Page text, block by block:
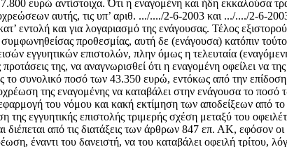
ευρώ αντίστοιχα. Ότι η εναγομένη και ήδη εκκαλούσα
αυτής, τις υπ’ αριθ. .../..../2-6-2003 και .../..../2-6-
εντολή και για λογαριασμό της ενάγουσας. Τέλος
προθεσμίας, αυτή δε (ενάγουσα) κατόπιν
εγγυητικών επιστολών, πλην όμως η τελευταία
της, να αναγνωρισθεί ότι η εναγομένη οφείλει να
συνολικό ποσό των 43.350 ευρώ, εντόκως από την
της εναγομένης να καταβάλει στην ενάγουσα το
του νόμου και κακή εκτίμηση των αποδείξεων από
εγγυητικής επιστολής τριμερής σχέση μεταξύ του
από τις διατάξεις των άρθρων 847 επ. ΑΚ, εφόσον
έναντι του δανειστή, να του καταβάλει οφειλή τρίτου,